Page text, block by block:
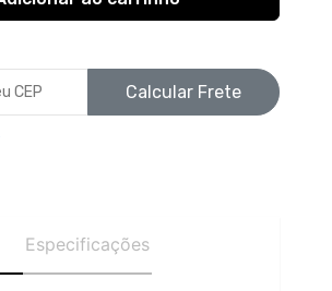
Calcular Frete
Especificações